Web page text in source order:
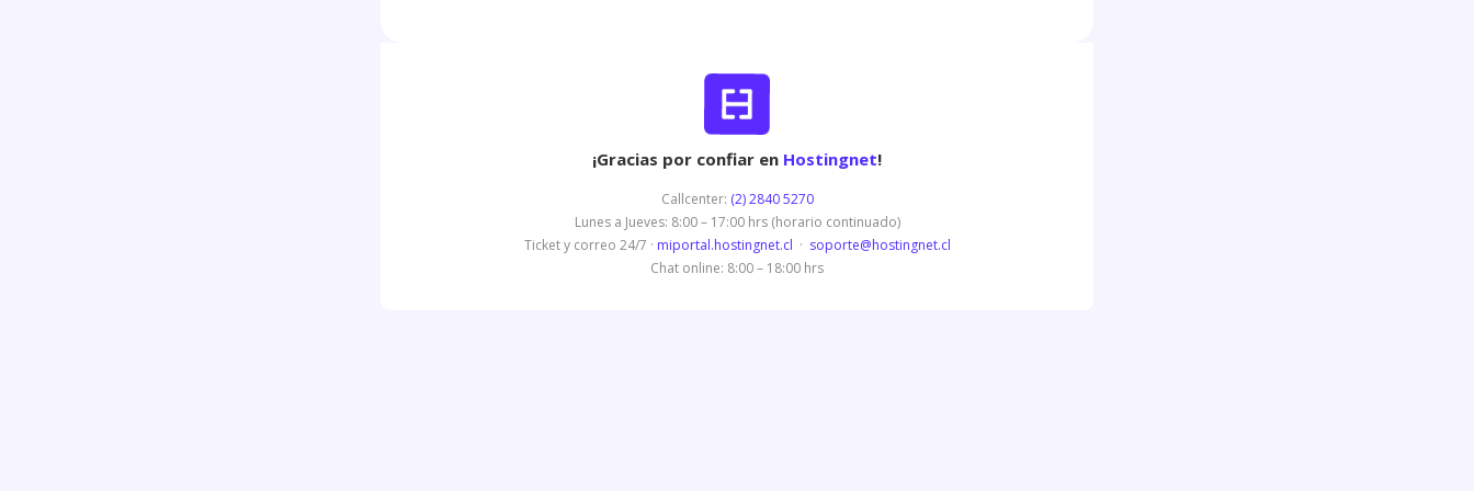
¡Gracias por confiar en Hostingnet!
Callcenter: (2) 2840 5270
Lunes a Jueves: 8:00 – 17:00 hrs (horario continuado)
Ticket y correo 24/7 · miportal.hostingnet.cl · soporte@hostingnet.cl
Chat online: 8:00 – 18:00 hrs